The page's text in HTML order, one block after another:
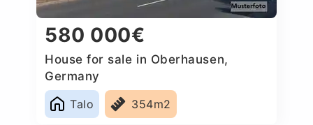
580 000€
House for sale in Oberhausen,
Germany
Talo
354m2